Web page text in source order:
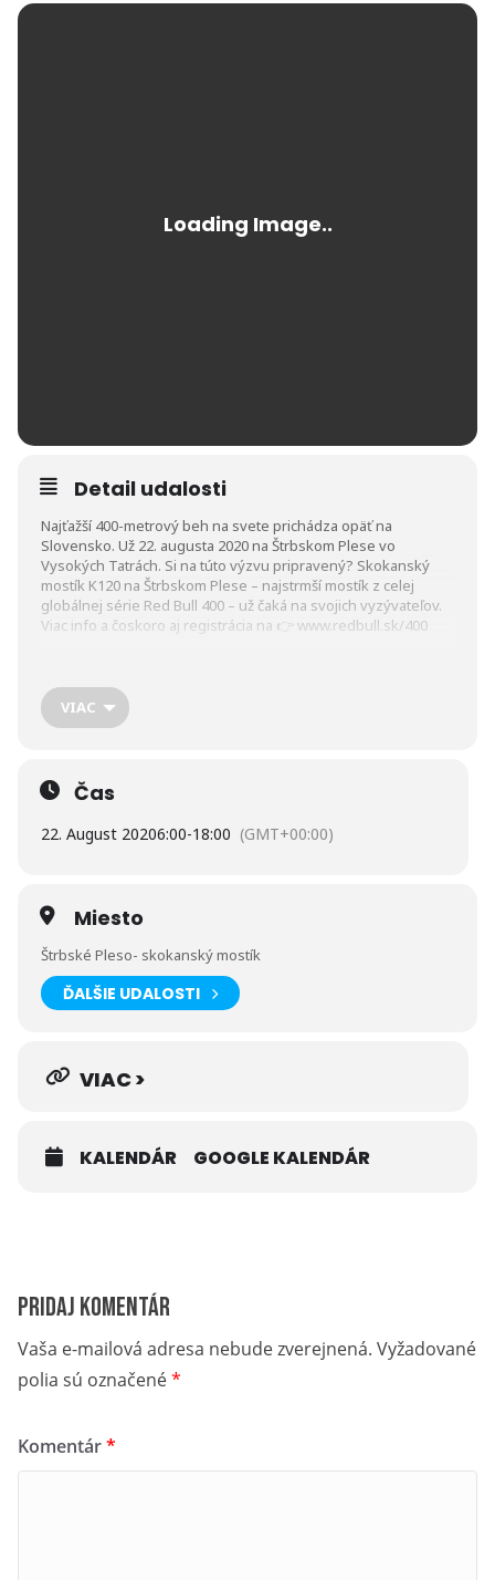
Detail udalosti
Najťažší 400-metrový beh na svete prichádza opäť na
Slovensko. Už 22. augusta 2020 na Štrbskom Plese vo
Vysokých Tatrách. Si na túto výzvu pripravený? Skokanský
mostík K120 na Štrbskom Plese – najstrmší mostík z celej
globálnej série Red Bull 400 – už čaká na svojich vyzývateľov.
Viac info a čoskoro aj registrácia na 👉www.redbull.sk/400
VIAC
Čas
22. August 20206:00-18:00 (GMT+00:00)
Miesto
Štrbské Pleso- skokanský mostík
ĎALŠIE UDALOSTI
VIAC >
KALENDÁR GOOGLE KALENDÁR
Pridaj komentár
Vaša e-mailová adresa nebude zverejnená. Vyžadované
polia sú označené*
Komentár*